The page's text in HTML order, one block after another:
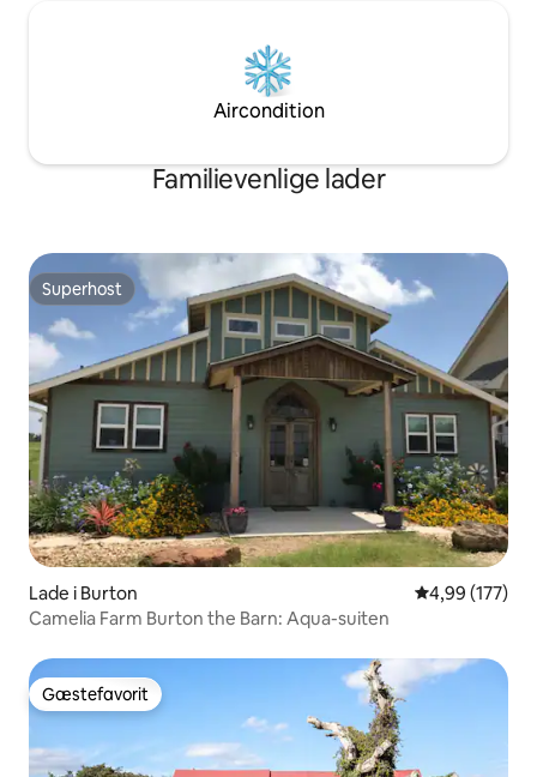
Aircondition
Familievenlige lader
Superhost
Superhost
Lade i Burton 4,99 ud af 5 i
4,99 (177)
Camelia Farm Burton the Barn: Aqua-suiten
Gæstefavorit
Gæstefavorit